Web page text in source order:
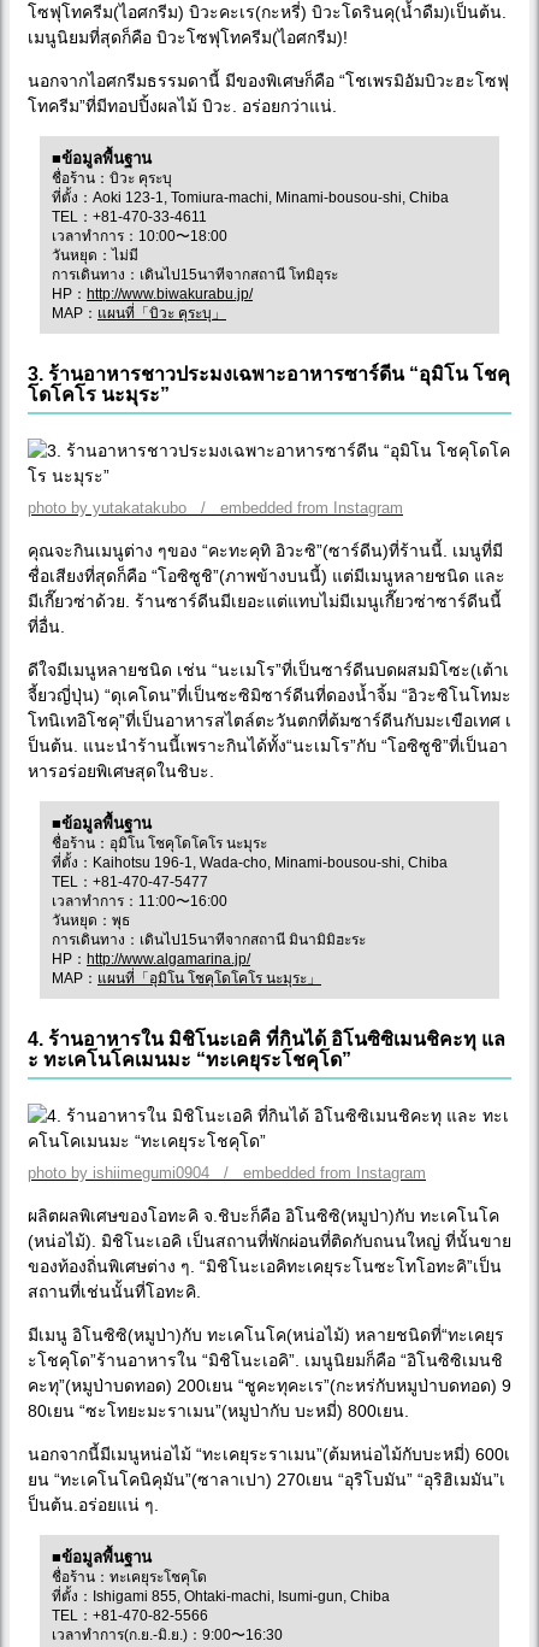
โซฟุโทครีม(ไอศกรีม) บิวะคะเร(กะหรี่) บิวะโดรินคุ(น้ำดืม)เป็นต้น.
เมนูนิยมที่สุดก็คือ บิวะโซฟุโทครีม(ไอศกรีม)!
นอกจากไอศกรีมธรรมดานี้ มีของพิเศษก็คือ “โชเพรมิอัมบิวะฮะโซฟุ
โทครีม”ที่มีทอปปิ้งผลไม้ บิวะ. อร่อยกว่าแน่.
■ข้อมูลพื้นฐาน
ชื่อร้าน：บิวะ คุระบุ
ที่ตั้ง：Aoki 123-1, Tomiura-machi, Minami-bousou-shi, Chiba
TEL：+81-470-33-4611
เวลาทำการ：10:00〜18:00
วันหยุด：ไม่มี
การเดินทาง：เดินไป15นาทีจากสถานี โทมิอุระ
HP： http://www.biwakurabu.jp/
MAP： แผนที่「บิวะ คุระบุ」
3. ร้านอาหารชาวประมงเฉพาะอาหารซาร์ดีน “อุมิโน โชคุ
โดโคโร นะมุระ”
photo by yutakatakubo / embedded from Instagram
คุณจะกินเมนูต่าง ๆของ “คะทะคุทิ อิวะซิ”(ซาร์ดีน)ที่ร้านนี้. เมนูที่มี
ชื่อเสียงที่สุดก็คือ “โอซิซูชิ”(ภาพข้างบนนี้) แต่มีเมนูหลายชนิด และ
มีเกี๊ยวซ่าด้วย. ร้านซาร์ดีนมีเยอะแต่แทบไม่มีเมนูเกี๊ยวซ่าซาร์ดีนนี้
ที่อื่น.
ดีใจมีเมนูหลายชนิด เช่น “นะเมโร”ที่เป็นซาร์ดีนบดผสมมิโซะ(เต้าเ
จี้ยวญี่ปุ่น) “ดุเคโดน”ที่เป็นซะซิมิซาร์ดีนที่ดองน้ำจิ้ม “อิวะซิโนโทมะ
โทนิเทอิโชคุ”ที่เป็นอาหารสไตล์ตะวันตกที่ต้มซาร์ดีนกับมะเขือเทศ เ
ป็นต้น. แนะนำร้านนี้เพราะกินได้ทั้ง“นะเมโร”กับ “โอซิซูชิ”ที่เป็นอา
หารอร่อยพิเศษสุดในชิบะ.
■ข้อมูลพื้นฐาน
ชื่อร้าน：อุมิโน โชคุโดโคโร นะมุระ
ที่ตั้ง：Kaihotsu 196-1, Wada-cho, Minami-bousou-shi, Chiba
TEL：+81-470-47-5477
เวลาทำการ：11:00〜16:00
วันหยุด：พุธ
การเดินทาง：เดินไป15นาทีจากสถานี มินามิมิฮะระ
HP： http://www.algamarina.jp/
MAP： แผนที่「อุมิโน โชคุโดโคโร นะมุระ」
4. ร้านอาหารใน มิชิโนะเอคิ ที่กินได้ อิโนซิซิเมนชิคะทุ แล
ะ ทะเคโนโคเมนมะ “ทะเคยุระโชคุโด”
photo by ishiimegumi0904 / embedded from Instagram
ผลิตผลพิเศษของโอทะคิ จ.ชิบะก็คือ อิโนซิซิ(หมูป่า)กับ ทะเคโนโค
(หน่อไม้). มิชิโนะเอคิ เป็นสถานที่พักผ่อนที่ติดกับถนนใหญ่ ที่นั้นขาย
ของท้องถิ่นพิเศษต่าง ๆ. “มิชิโนะเอคิทะเคยุระโนซะโทโอทะคิ”เป็น
สถานที่เช่นนั้นที่โอทะคิ.
มีเมนู อิโนซิซิ(หมูป่า)กับ ทะเคโนโค(หน่อไม้) หลายชนิดที่“ทะเคยุร
ะโชคุโด”ร้านอาหารใน “มิชิโนะเอคิ”. เมนูนิยมก็คือ “อิโนซิซิเมนชิ
คะทุ”(หมูป่าบดทอด) 200เยน “ชูคะทุคะเร”(กะหร่กับหมูป่าบดทอด) 9
80เยน “ซะโทยะมะราเมน”(หมูป่ากับ บะหมี่) 800เยน.
นอกจากนี้มีเมนูหน่อไม้ “ทะเคยุระราเมน”(ต้มหน่อไม้กับบะหมี่) 600เ
ยน “ทะเคโนโคนิคุมัน”(ซาลาเปา) 270เยน “อุริโบมัน” “อุริฮิเมมัน”เ
ป็นต้น.อร่อยแน่ ๆ.
■ข้อมูลพื้นฐาน
ชื่อร้าน：ทะเคยุระโชคุโด
ที่ตั้ง：Ishigami 855, Ohtaki-machi, Isumi-gun, Chiba
TEL：+81-470-82-5566
เวลาทำการ(ก.ย.-มิ.ย.)：9:00〜16:30